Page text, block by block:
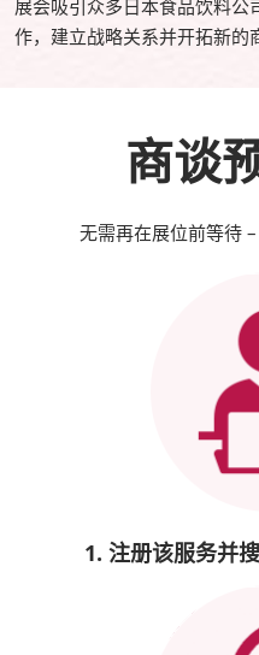
展会吸引众多日本食品饮料
作，建立战略关系并开拓新的
商谈
无需再在展位前等待
1. 注册该服务并